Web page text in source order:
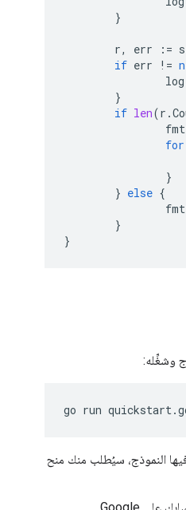
}
r, err :=
if err !=
log
}
if len(r .
fmt
for
}
} else {
fmt
}
}
وشغِّله:
النموذج، سيُطلب منك منح